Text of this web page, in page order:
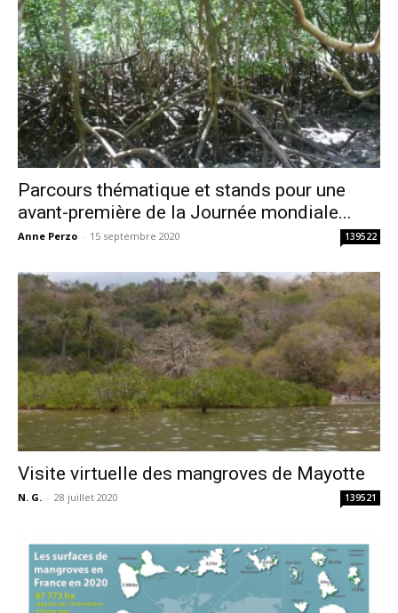
Parcours thématique et stands pour une
avant-première de la Journée mondiale...
Anne Perzo - 15 septembre 2020 139522
Visite virtuelle des mangroves de Mayotte
N. G. - 28 juillet 2020 139521